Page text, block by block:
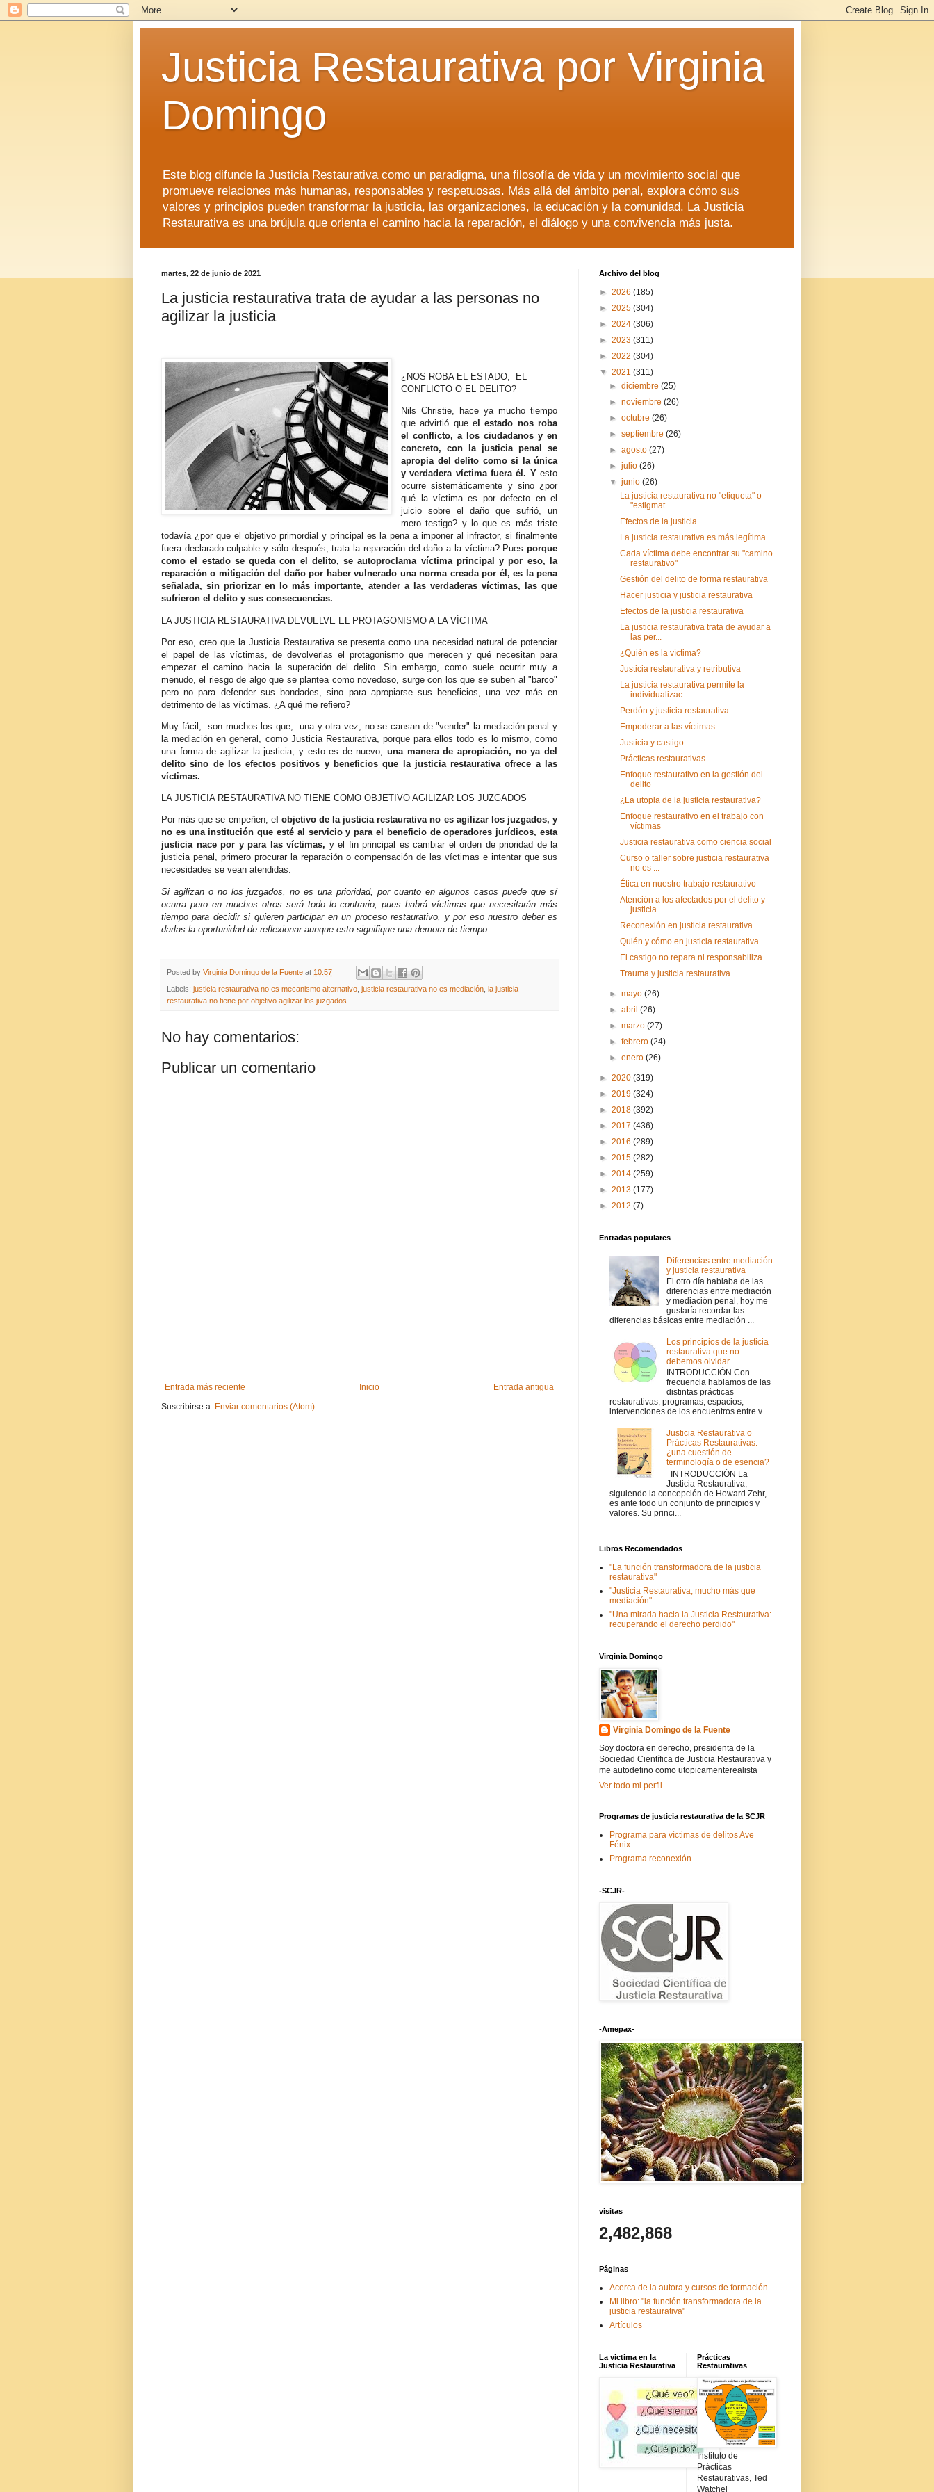
Justicia Restaurativa por Virginia
Domingo
Este blog difunde la Justicia Restaurativa como un paradigma, una filosofía de vida y un movimiento social que
promueve relaciones más humanas, responsables y respetuosas. Más allá del ámbito penal, explora cómo sus
valores y principios pueden transformar la justicia, las organizaciones, la educación y la comunidad. La Justicia
Restaurativa es una brújula que orienta el camino hacia la reparación, el diálogo y una convivencia más justa.
martes, 22 de junio de 2021
La justicia restaurativa trata de ayudar a las personas no
agilizar la justicia
¿NOS ROBA EL ESTADO, EL
CONFLICTO O EL DELITO?
Nils Christie, hace ya mucho tiempo
que advirtió que e l estado nos roba
el conflicto, a los ciudadanos y en
concreto, con la justicia penal se
apropia del delito como si la única
y verdadera víctima fuera él. Yesto
ocurre sistemáticamente y sino ¿por
qué la víctima es por defecto en el
juicio sobre el daño que sufrió, un
mero testigo? y lo que es más triste
todavía ¿por que el objetivo primordial y principal es la pena a imponer al infractor, si finalmente
fuera declarado culpable y sólo después, trata la reparación del daño a la víctima? Pues porque
como el estado se queda con el delito, se autoproclama víctima principal y por eso, la
reparación o mitigación del daño por haber vulnerado una norma creada por él, es la pena
señalada, sin priorizar en lo más importante, atender a las verdaderas víctimas, las que
sufrieron el delito y sus consecuencias.
LA JUSTICIA RESTAURATIVA DEVUELVE EL PROTAGONISMO A LA VÍCTIMA
Por eso, creo que la Justicia Restaurativa se presenta como una necesidad natural de potenciar
el papel de las víctimas, de devolverlas el protagonismo que merecen y qué necesitan para
empezar el camino hacia la superación del delito. Sin embargo, como suele ocurrir muy a
menudo, el riesgo de algo que se plantea como novedoso, surge con los que se suben al "barco"
pero no para defender sus bondades, sino para apropiarse sus beneficios, una vez más en
detrimento de las víctimas. ¿A qué me refiero?
Muy fácil, son muchos los que, una y otra vez, no se cansan de "vender" la mediación penal y
la mediación en general, como Justicia Restaurativa, porque para ellos todo es lo mismo, como
una forma de agilizar la justicia, y esto es de nuevo,una manera de apropiación, no ya del
delito sino de los efectos positivos y beneficios que la justicia restaurativa ofrece a las
víctimas.
LA JUSTICIA RESTAURATIVA NO TIENE COMO OBJETIVO AGILIZAR LOS JUZGADOS
Por más que se empeñen, el objetivo de la justicia restaurativa no es agilizar los juzgados, y
no es una institución que esté al servicio y para el beneficio de operadores jurídicos, esta
justicia nace por y para las víctimas, y el fin principal es cambiar el orden de prioridad de la
justicia penal, primero procurar la reparación o compensación de las víctimas e intentar que sus
necesidades se vean atendidas.
Si agilizan o no los juzgados, no es una prioridad, por cuanto en algunos casos puede que sí
ocurra pero en muchos otros será todo lo contrario, pues habrá víctimas que necesitarán más
tiempo para decidir si quieren participar en un proceso restaurativo, y por eso nuestro deber es
darlas la oportunidad de reflexionar aunque esto signifique una demora de tiempo
Posted by Virginia Domingo de la Fuente at 10:57
Labels: justicia restaurativa no es mecanismo alternativo justicia restaurativa no es mediación la justicia
restaurativa no tiene por objetivo agilizar los juzgados
No hay comentarios:
Publicar un comentario
Entrada más reciente Entrada antigua
Inicio
Suscribirse a: Enviar comentarios (Atom)
Archivo del blog
► 2026 (185)
► 2025 (304)
► 2024 (306)
► 2023 (311)
► 2022 (304)
▼ 2021 (311)
►diciembre(25)
►noviembre(26)
►octubre(26)
►septiembre(26)
►agosto(27)
►julio(26)
▼junio(26)
La justicia restaurativa no "etiqueta" o
"estigmat...
Efectos de la justicia
La justicia restaurativa es más legítima
Cada víctima debe encontrar su "camino
restaurativo"
Gestión del delito de forma restaurativa
Hacer justicia y justicia restaurativa
Efectos de la justicia restaurativa
La justicia restaurativa trata de ayudar a
las per...
¿Quién es la víctima?
Justicia restaurativa y retributiva
La justicia restaurativa permite la
individualizac...
Perdón y justicia restaurativa
Empoderar a las víctimas
Justicia y castigo
Prácticas restaurativas
Enfoque restaurativo en la gestión del
delito
¿La utopia de la justicia restaurativa?
Enfoque restaurativo en el trabajo con
víctimas
Justicia restaurativa como ciencia social
Curso o taller sobre justicia restaurativa
no es ...
Ética en nuestro trabajo restaurativo
Atención a los afectados por el delito y
justicia ...
Reconexión en justicia restaurativa
Quién y cómo en justicia restaurativa
El castigo no repara ni responsabiliza
Trauma y justicia restaurativa
►mayo(26)
►abril(26)
►marzo(27)
►febrero(24)
►enero(26)
► 2020 (319)
► 2019 (324)
► 2018 (392)
► 2017 (436)
► 2016 (289)
► 2015 (282)
► 2014 (259)
► 2013 (177)
► 2012 (7)
Entradas populares
Diferencias entre mediación
y justicia restaurativa
El otro día hablaba de las
diferencias entre mediación
y mediación penal, hoy me
gustaría recordar las
diferencias básicas entre mediación ...
Los principios de la justicia
restaurativa que no
debemos olvidar
INTRODUCCIÓN Con
frecuencia hablamos de las
distintas prácticas
restaurativas, programas, espacios,
intervenciones de los encuentros entre v...
Justicia Restaurativa o
Prácticas Restaurativas:
¿una cuestión de
terminología o de esencia?
INTRODUCCIÓN La
Justicia Restaurativa,
siguiendo la concepción de Howard Zehr,
es ante todo un conjunto de principios y
valores. Su princi...
Libros Recomendados
"La función transformadora de la justicia
restaurativa"
"Justicia Restaurativa, mucho más que
mediación"
"Una mirada hacia la Justicia Restaurativa:
recuperando el derecho perdido"
Virginia Domingo
Virginia Domingo de la Fuente
Soy doctora en derecho, presidenta de la
Sociedad Científica de Justicia Restaurativa y
me autodefino como utopicamenterealista
Ver todo mi perfil
Programas de justicia restaurativa de la SCJR
Programa para víctimas de delitos Ave
Fénix
Programa reconexión
-SCJR-
-Amepax-
visitas
2,482,868
Páginas
Acerca de la autora y cursos de formación
Mi libro: "la función transformadora de la
justicia restaurativa"
Artículos
La victima en la
Justicia Restaurativa
Prácticas
Restaurativas
Instituto de
Prácticas
Restaurativas, Ted
Watchel